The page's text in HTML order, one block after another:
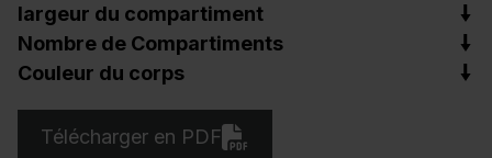
largeur du compartiment
Nombre de Compartiments
Couleur du corps
Télécharger en PDF